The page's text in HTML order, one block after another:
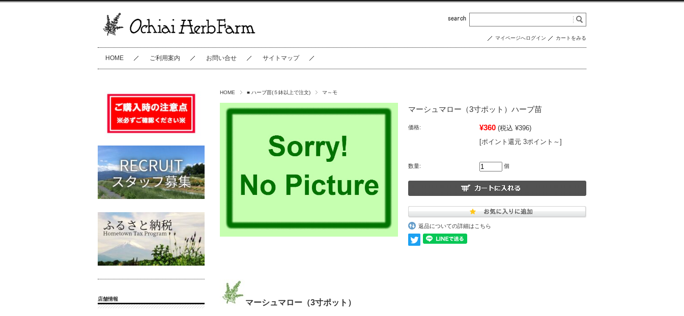
マイページへログイン カートをみる
HOME ご利用案内 お問い合せ サイトマップ
HOME ■ ハーブ苗(５鉢以上で注文) マ～モ
マーシュマロー（3寸ポット）ハーブ苗
価格: ¥360 (税込 ¥396)
[ポイント還元 3ポイント～]
数量: 個
返品についての詳細はこちら
マーシュマロー（3寸ポット）
店舗情報